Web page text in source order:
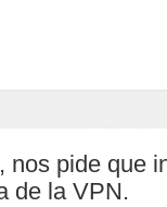
nos pide que
de la VPN.